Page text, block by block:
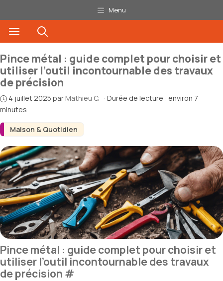
au
contenu
Menu
Menu
Maison & Quotidien
Pince métal : guide complet pour choisir et
utiliser l’outil incontournable des travaux
de précision
4 juillet 2025 par Mathieu C. · Durée de lecture : environ 7
minutes
Pince métal : guide complet pour choisir et
utiliser l’outil incontournable des travaux
de précision #